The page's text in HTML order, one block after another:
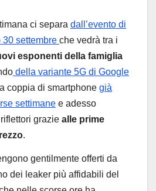
ci separa dall’evento di
30 settembre che vedrà tra i
esponenti della famiglia
della variante 5G di Google
la coppia di smartphone già
settimane e adesso
grazie alle prime
.
gentilmente offerti da
dei leaker più affidabili del